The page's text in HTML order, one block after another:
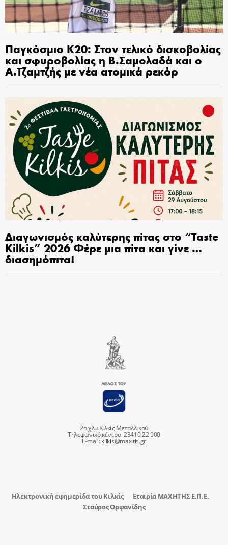
Παγκόσμιο Κ20: Στον τελικό δισκοβολίας
και σφυροβολίας η Β.Σαμολαδά και ο
Α.Τζαμτζής με νέα ατομικά ρεκόρ
Διαγωνισμός καλύτερης πίτας στο “Taste
Kilkis” 2026 Φέρε μια πίτα και γίνε …
διασημόπιτα!
2ο χλμ Κιλκίς Μεταλλικού
Τηλεφωνικό κέντρο: 23410 22 900
E-mail:kilkis@maxitis.gr
Ηλεκτρονική εφημερίδα του Κιλκίς
Εταιρία ΜΑΧΗΤΗΣ Ε.Π.Ε.
Σταύρος Ορφανίδης